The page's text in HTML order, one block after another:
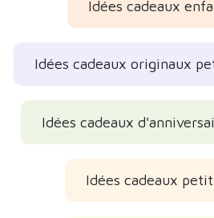
Idées cadeaux
Idées cadeaux originaux
Idées cadeaux
Idées cadeaux